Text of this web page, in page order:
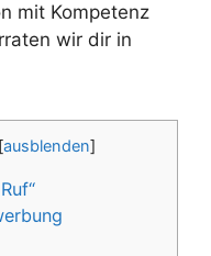
mit Kompetenz
wir dir in
[ausblenden]